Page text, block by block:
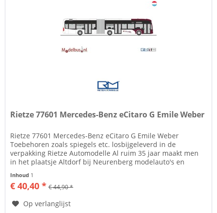
Rietze 77601 Mercedes-Benz eCitaro G Emile Weber
Rietze 77601 Mercedes-Benz eCitaro G Emile Weber
Toebehoren zoals spiegels etc. losbijgeleverd in de
verpakking Rietze Automodelle Al ruim 35 jaar maakt men
in het plaatsje Altdorf bij Neurenberg modelauto's en
Inhoud 1
€ 40,40 * € 44,90 *
Op verlanglijst